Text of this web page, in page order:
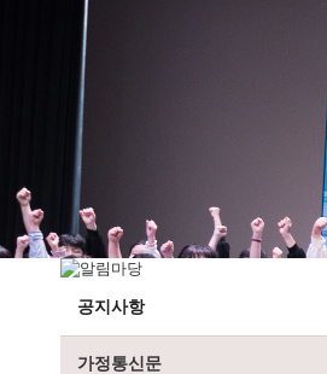
공지사항
가정통신문